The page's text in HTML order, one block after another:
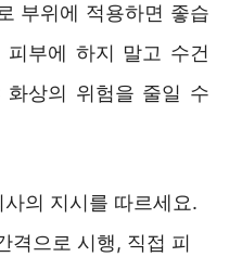
부위에 적용하면 좋습
부에 하지 말고 수건
화상의 위험을 줄일 수
의 지시를 따르세요.
격으로 시행, 직접 피